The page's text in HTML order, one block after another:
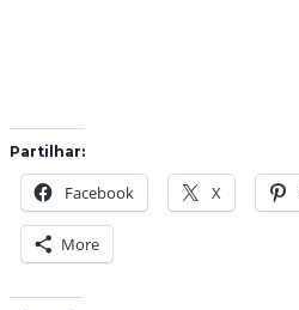
Partilhar:
Facebook X
More